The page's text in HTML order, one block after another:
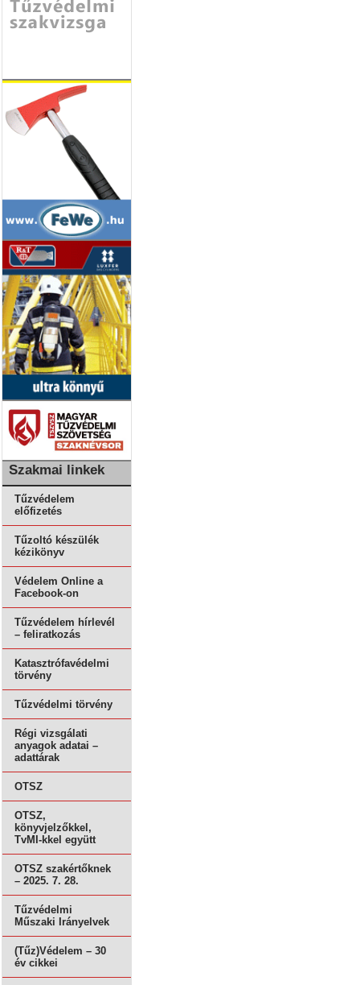
Szakmai linkek
Tűzvédelem
előfizetés
Tűzoltó készülék
kézikönyv
Védelem Online a
Facebook-on
Tűzvédelem hírlevél
– feliratkozás
Katasztrófavédelmi
törvény
Tűzvédelmi törvény
Régi vizsgálati
anyagok adatai –
adattárak
OTSZ
OTSZ,
könyvjelzőkkel,
TvMI-kkel együtt
OTSZ szakértőknek
– 2025. 7. 28.
Tűzvédelmi
Műszaki Irányelvek
(Tűz)Védelem – 30
év cikkei